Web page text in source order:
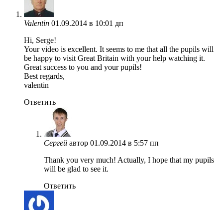
Valentin 01.09.2014 в 10:01 дп
Hi, Serge!
Your video is excellent. It seems to me that all the pupils will
be happy to visit Great Britain with your help watching it.
Great success to you and your pupils!
Best regards,
valentin
Ответить
Сергей автор 01.09.2014 в 5:57 пп
Thank you very much! Actually, I hope that my pupils
will be glad to see it.
Ответить